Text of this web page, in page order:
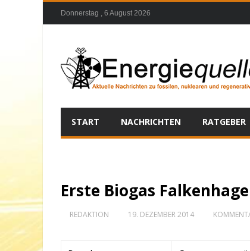
Donnerstag , 6 August 2026
START NACHRICHTEN RATGEBER
Erste Biogas
REDAKTION 19. DEZEMBER 2014